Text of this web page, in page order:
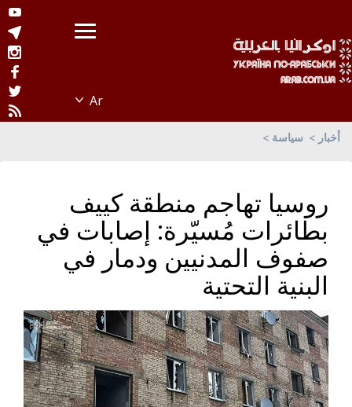
أخبار سياسة
روسيا تهاجم منطقة كييف
بطائرات مُسيّرة: إصابات في
صفوف المدنيين ودمار في
البنية التحتية